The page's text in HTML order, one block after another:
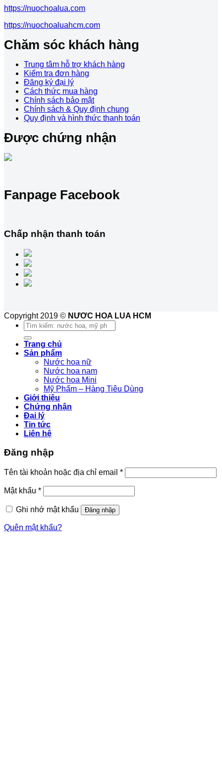
https://nuochoalua.com
https://nuochoaluahcm.com
Chăm sóc khách hàng
Trung tâm hỗ trợ khách hàng
Kiểm tra đơn hàng
Đăng ký đại lý
Cách thức mua hàng
Chính sách bảo mật
Chính sách & Quy định chung
Quy định và hình thức thanh toán
Được chứng nhận
Fanpage Facebook
Chấp nhận thanh toán
Copyright 2019 © NƯƠC HOA LUA HCM
Tìm
kiếm:
Trang chủ
Sản phẩm
Nước hoa nữ
Nước hoa nam
Nước hoa Mini
Mỹ Phẩm – Hàng Tiêu Dùng
Giới thiệu
Chứng nhận
Đại lý
Tin tức
Liên hệ
Đăng nhập
Tên tài khoản hoặc địa chỉ email *
Mật khẩu *
Ghi nhớ mật khẩu Đăng nhập
Quên mật khẩu?